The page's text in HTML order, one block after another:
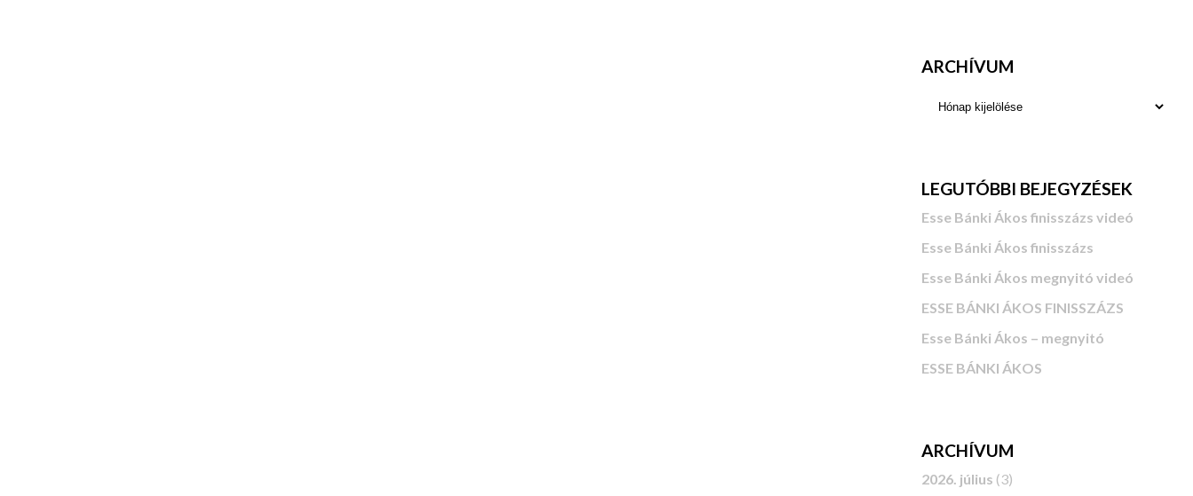
ARCHÍVUM
LEGUTÓBBI BEJEGYZÉSEK
Esse Bánki Ákos finisszázs videó
Esse Bánki Ákos finisszázs
Esse Bánki Ákos megnyitó videó
ESSE BÁNKI ÁKOS FINISSZÁZS
Esse Bánki Ákos – megnyitó
ESSE BÁNKI ÁKOS
ARCHÍVUM
2026. július (3)